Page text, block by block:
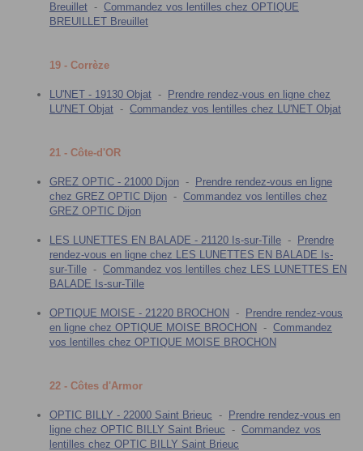
Breuillet - Commandez vos lentilles chez OPTIQUE
BREUILLET Breuillet
19 - Corrèze
LU'NET - 19130 Objat -
Prendre rendez-vous en ligne chez
LU'NET Objat - Commandez vos lentilles chez LU'NET Objat
21 - Côte-d'OR
GREZ OPTIC - 21000 Dijon -
Prendre rendez-vous en ligne
chez GREZ OPTIC Dijon - Commandez vos lentilles chez
GREZ OPTIC Dijon
LES LUNETTES EN BALADE - 21120 Is-sur-Tille -
Prendre
rendez-vous en ligne chez LES LUNETTES EN BALADE Is-
sur-Tille - Commandez vos lentilles chez LES LUNETTES EN
BALADE Is-sur-Tille
OPTIQUE MOISE - 21220 BROCHON -
Prendre rendez-vous
en ligne chez OPTIQUE MOISE BROCHON - Commandez
vos lentilles chez OPTIQUE MOISE BROCHON
22 - Côtes d'Armor
OPTIC BILLY - 22000 Saint Brieuc -
Prendre rendez-vous en
ligne chez OPTIC BILLY Saint Brieuc - Commandez vos
lentilles chez OPTIC BILLY Saint Brieuc